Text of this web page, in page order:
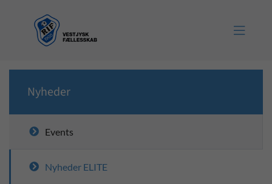

Nyheder
Events
Nyheder ELITE